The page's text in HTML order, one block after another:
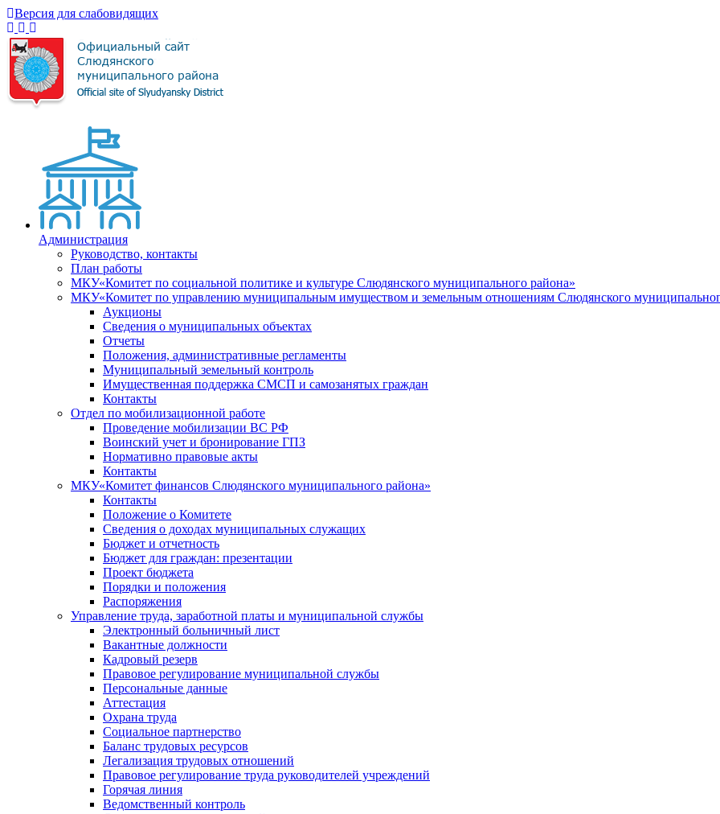
Версия для слабовидящих
Администрация
Руководство, контакты
План работы
МКУ«Комитет по социальной политике и культуре Слюдянского муниципального района»
МКУ«Комитет по управлению муниципальным имуществом и земельным отношениям Слюдянского
Аукционы
Сведения о муниципальных объектах
Отчеты
Положения, административные регламенты
Муниципальный земельный контроль
Имущественная поддержка СМСП и самозанятых граждан
Контакты
Отдел по мобилизационной работе
Проведение мобилизации ВС РФ
Воинский учет и бронирование ГПЗ
Нормативно правовые акты
Контакты
МКУ«Комитет финансов Слюдянского муниципального района»
Контакты
Положение о Комитете
Сведения о доходах муниципальных служащих
Бюджет и отчетность
Бюджет для граждан: презентации
Проект бюджета
Порядки и положения
Распоряжения
Управление труда, заработной платы и муниципальной службы
Электронный больничный лист
Вакантные должности
Кадровый резерв
Правовое регулирование муниципальной службы
Персональные данные
Аттестация
Охрана труда
Социальное партнерство
Баланс трудовых ресурсов
Легализация трудовых отношений
Правовое регулирование труда руководителей учреждений
Горячая линия
Ведомственный контроль